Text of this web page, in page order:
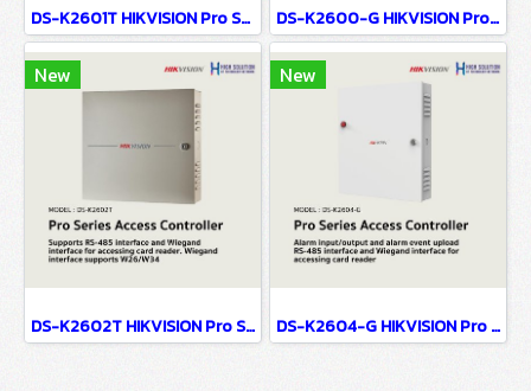
DS-K2601T HIKVISION Pro Series Access Controller DS-K2600-G HIKVISION Pro Series Access Controller
New
DS-K2602T HIKVISION Pro Series Access Controller
New
DS-K2604-G HIKVISION Pro Series Access Controller